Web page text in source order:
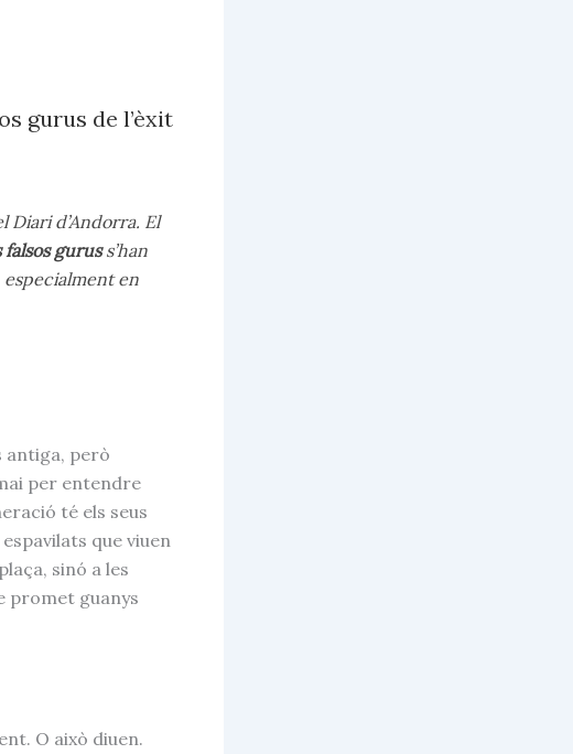
gurus de l’èxit
Diari d’Andorra. El
guruss’han
especialment en
antiga, però
per entendre
té els seus
que viuen
sinó a les
promet guanys
O això diuen.